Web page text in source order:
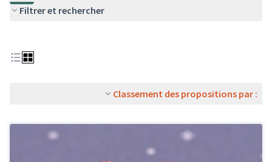
Filtrer et rechercher
Classement des propositions par :